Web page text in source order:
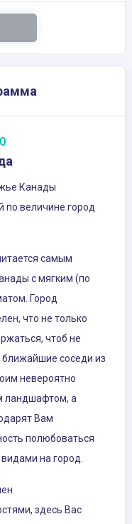
Канады
по величине город
самым
с мягким (по
Город
что не только
чтоб не
ближайшие соседи из
невероятно
ландшафтом, а
Вам
полюбоваться
на город.
здесь Вас